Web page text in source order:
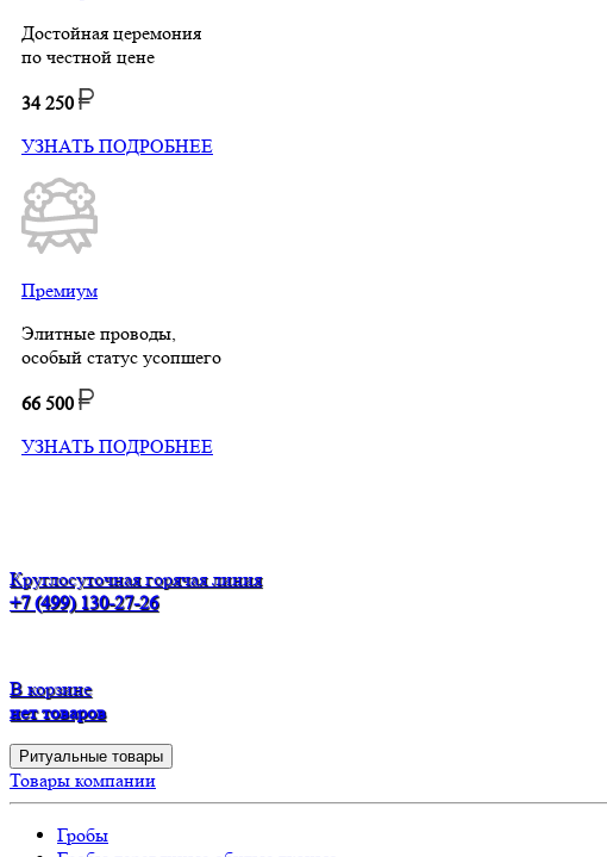
Достойная церемония
по честной цене
34 250
УЗНАТЬ ПОДРОБНЕЕ
Премиум
Элитные проводы,
особый статус усопшего
66 500
УЗНАТЬ ПОДРОБНЕЕ
Круглосуточная горячая линия
+7 (499) 130-27-26
В корзине
нет товаров
Ритуальные товары
Товары компании
Гробы